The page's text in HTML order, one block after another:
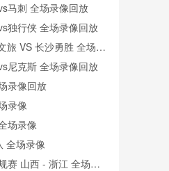
马刺 全场录像回放
独行侠 全场录像回放
旅 VS 长沙勇胜 全场录
尼克斯 全场录像回放
录像回放
录像
场录像
全场录像
赛 山西 - 浙江 全场录